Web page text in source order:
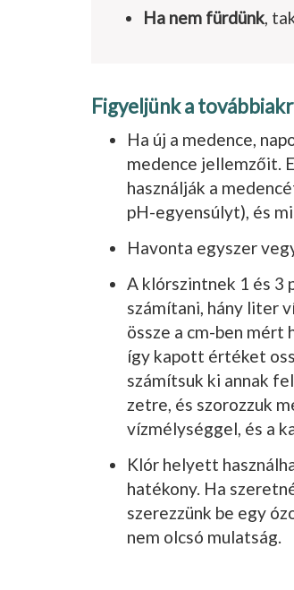
Ha nem fürdünk,
Figyeljünk a
Ha új a medence,
medence jel­lemzőit.
használják a
pH-egyensúlyt), és
Havonta egyszer
A klórszintnek 1 és 3
számítani, hány liter
össze a cm-ben mért
így kapott értéket
számítsuk ki annak
zetre, és szorozzuk
vízmélység­gel, és a
Klór helyett
haté­kony. Ha
szerezzünk be egy
nem olcsó mulatság.